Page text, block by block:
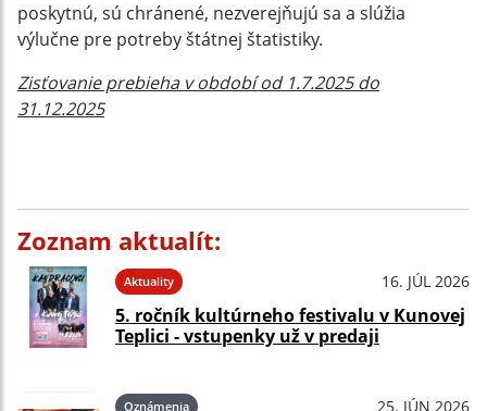
poskytnú, sú chránené, nezverejňujú sa a slúžia
výlučne pre potreby štátnej štatistiky.
Zisťovanie prebieha v období od 1.7.2025 do
31.12.2025
Zoznam aktualít:
Aktuality 16. JÚL 2026
5. ročník kultúrneho festivalu v Kunovej
Teplici - vstupenky už v predaji
Oznámenia 25. JÚN 2026